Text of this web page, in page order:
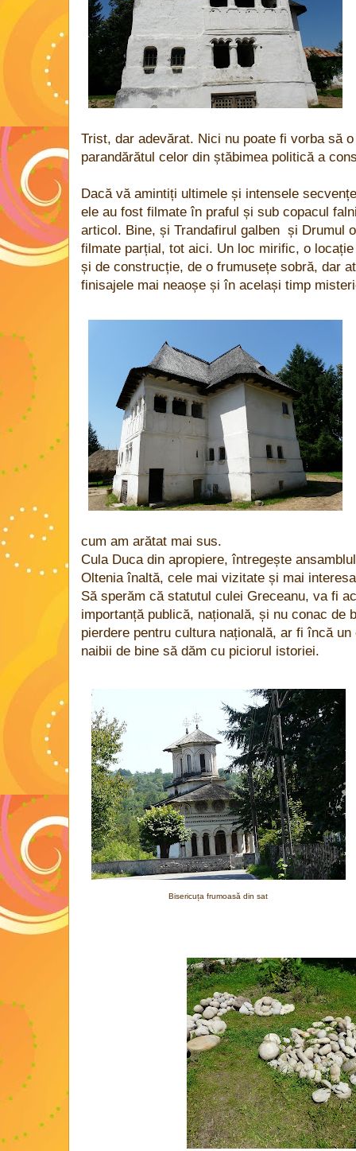
Trist, dar adevărat. Nici nu poate fi vorba să
parandărătul celor din ștăbimea politică a
Dacă vă amintiți ultimele și intensele
ele au fost filmate în praful și sub copacul
articol. Bine, și Trandafirul galben și Drumul
filmate parțial, tot aici. Un loc mirific, o
și de construcție, de o frumusețe sobră, dar
finisajele mai neaoșe și în același timp
cum am arătat mai sus.
Cula Duca din apropiere, întregește
Oltenia înaltă, cele mai vizitate și mai
Să sperăm că statutul culei Greceanu, va fi
importanță publică, națională, și nu conac de
pierdere pentru cultura națională, ar fi încă
naibii de bine să dăm cu piciorul istoriei.
Bisericuța frumoasă din sat